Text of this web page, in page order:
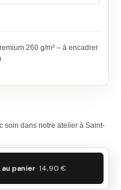
260 g/m² – à encadrer
soin dans notre atelier à Saint-
panier· 14,90 €